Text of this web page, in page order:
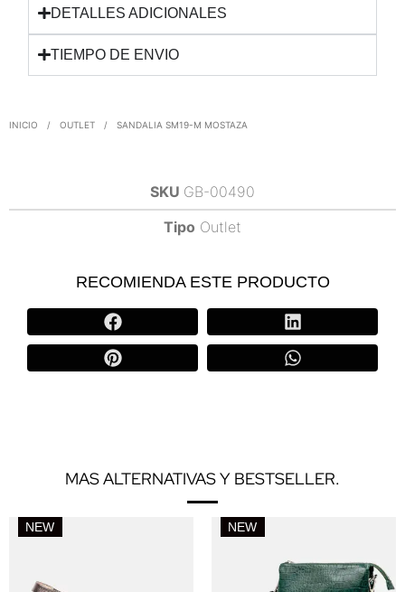
DETALLES ADICIONALES
TIEMPO DE ENVIO
INICIO / OUTLET / SANDALIA SM19-M MOSTAZA
SKU GB-00490
Tipo Outlet
RECOMIENDA ESTE PRODUCTO
MAS ALTERNATIVAS Y BESTSELLER.
NEW NEW